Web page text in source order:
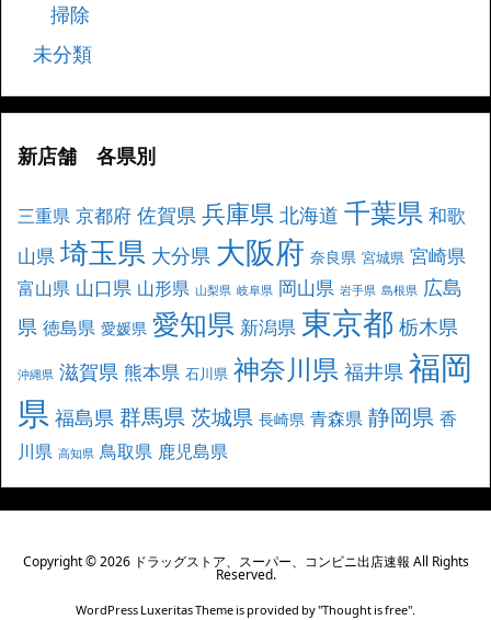
掃除
未分類
新店舗 各県別
三重県 京都府 佐賀県 兵庫県 北海道 千葉県 和歌
山県 埼玉県 大分県 大阪府 奈良県 宮城県 宮崎県
富山県 山口県 山形県 山梨県 岐阜県 岡山県 岩手県 島根県 広島
県 徳島県 愛媛県 愛知県 新潟県 東京都 栃木県
沖縄県 滋賀県 熊本県 石川県 神奈川県 福井県 福岡
県 福島県 群馬県茨城県 長崎県 青森県 静岡県 香
川県 高知県 鳥取県 鹿児島県
Copyright ©2026 ドラッグストア、スーパー、コンビニ出店速報 All Rights
Reserved.
WordPress Luxeritas Theme is provided by "Thought is free".